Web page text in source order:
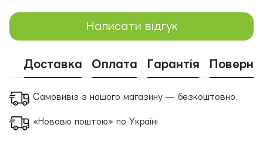
Написати відгук
Доставка Оплата Гарантія
Самовивіз з нашого магазину — безкоштовно.
«Нововю поштою» по Україні